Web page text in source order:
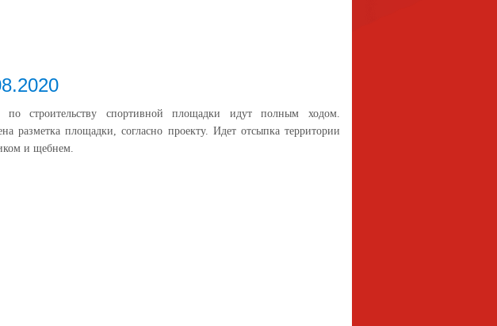
по строительству спортивной площадки идут полным ходом.
разметка площадки, согласно проекту. Идет отсыпка территории
и щебнем.